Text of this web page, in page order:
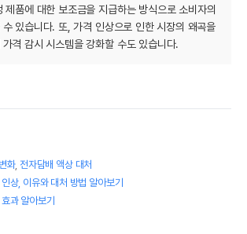
제품에 대한 보조금을 지급하는 방식으로 소비자의
수 있습니다. 또, 가격 인상으로 인한 시장의 왜곡을
격 감시 시스템을 강화할 수도 있습니다.
화, 전자담배 액상 대처
상, 이유와 대처 방법 알아보기
과 알아보기